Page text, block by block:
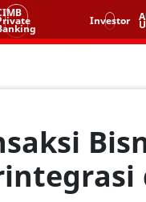
Investor